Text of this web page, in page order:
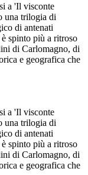
a 'Il visconte
una trilogia di
di antenati
spinto più a ritroso
di Carlomagno, di
e geografica che
a 'Il visconte
una trilogia di
di antenati
spinto più a ritroso
di Carlomagno, di
e geografica che